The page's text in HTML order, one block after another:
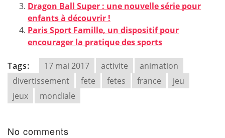
Dragon Ball Super : une nouvelle série pour
enfants à découvrir !
Paris Sport Famille, un dispositif pour
encourager la pratique des sports
Tags: 17 mai 2017 activite
animation
divertissement
fete fetes france
jeu
jeux
mondiale
No comments